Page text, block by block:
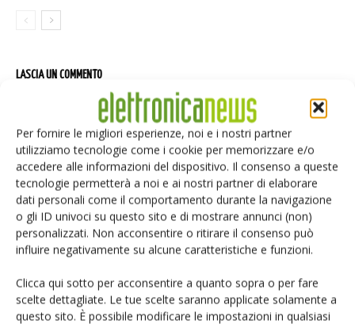
Per fornire le migliori esperienze, noi e i nostri partner
utilizziamo tecnologie come i cookie per memorizzare e/o
accedere alle informazioni del dispositivo. Il consenso a queste
tecnologie permetterà a noi e ai nostri partner di elaborare
dati personali come il comportamento durante la navigazione
o gli ID univoci su questo sito e di mostrare annunci (non)
personalizzati. Non acconsentire o ritirare il consenso può
influire negativamente su alcune caratteristiche e funzioni.
Clicca qui sotto per acconsentire a quanto sopra o per fare
scelte dettagliate. Le tue scelte saranno applicate solamente a
questo sito. È possibile modificare le impostazioni in qualsiasi
LASCIA UN COMMENTO